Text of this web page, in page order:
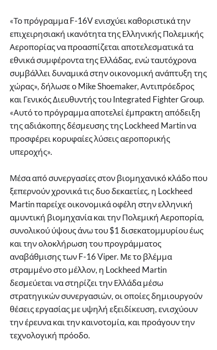
«Το πρόγραμμα F-16V ενισχύει καθοριστικά την
επιχειρησιακή ικανότητα της Ελληνικής Πολεμικής
Αεροπορίας να προασπίζεται αποτελεσματικά τα
εθνικά συμφέροντα της Ελλάδας, ενώ ταυτόχρονα
συμβάλλει δυναμικά στην οικονομική ανάπτυξη της
χώρας», δήλωσε ο Mike Shoemaker, Αντιπρόεδρος
και Γενικός Διευθυντής του Integrated Fighter Group.
«Αυτό το πρόγραμμα αποτελεί έμπρακτη απόδειξη
της αδιάκοπης δέσμευσης της Lockheed Martin να
προσφέρει κορυφαίες λύσεις αεροπορικής
υπεροχής».
Μέσα από συνεργασίες στον βιομηχανικό κλάδο που
ξεπερνούν χρονικά τις δυο δεκαετίες, η Lockheed
Martin παρείχε οικονομικά οφέλη στην ελληνική
αμυντική βιομηχανία και την Πολεμική Αεροπορία,
συνολικού ύψους άνω του $1 δισεκατομμυρίου έως
και την ολοκλήρωση του προγράμματος
αναβάθμισης των F-16 Viper. Με το βλέμμα
στραμμένο στο μέλλον, η Lockheed Martin
δεσμεύεται να στηρίζει την Ελλάδα μέσω
στρατηγικών συνεργασιών, οι οποίες δημιουργούν
θέσεις εργασίας με υψηλή εξειδίκευση, ενισχύουν
την έρευνα και την καινοτομία, και προάγουν την
τεχνολογική πρόοδο.